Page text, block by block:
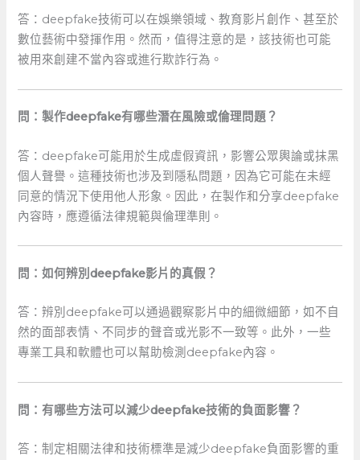
答：deepfake技術可以在娛樂領域、教育影片創作、甚至於
數位藝術中發揮作用。然而，值得注意的是，該技術也可能
被用來創建不當內容或進行欺詐行為。
問：製作deepfake有哪些潛在風險或倫理問題？
答：deepfake可能用於生成虛假資訊，影響公眾輿論或抹黑
個人聲譽。這種技術也涉及到隱私問題，因為它可能在未經
同意的情況下使用他人形象。因此，在製作和分享deepfake
內容時，應遵循法律規範與倫理準則。
問：如何辨別deepfake影片的真假？
答：辨別deepfake可以通過觀察影片中的細微細節，如不自
然的面部表情、不同步的聲音或光影不一致等。此外，一些
專業工具和軟體也可以幫助檢測deepfake內容。
問：有哪些方法可以減少deepfake技術的負面影響？
答：制定相關法律和技術標準是減少deepfake負面影響的重